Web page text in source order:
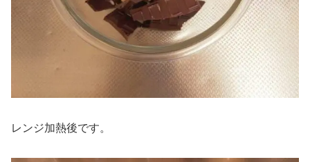
レンジ加熱後です。